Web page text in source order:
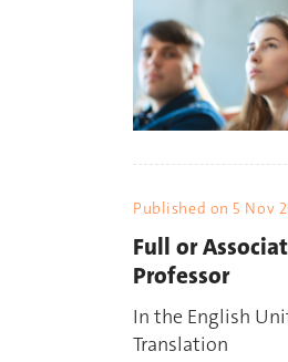
Published on 5 Nov
Full or
Professor
In the English
Translation